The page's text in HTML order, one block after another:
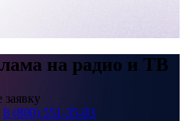
на радио и ТВ
8 (800) 551-35-03